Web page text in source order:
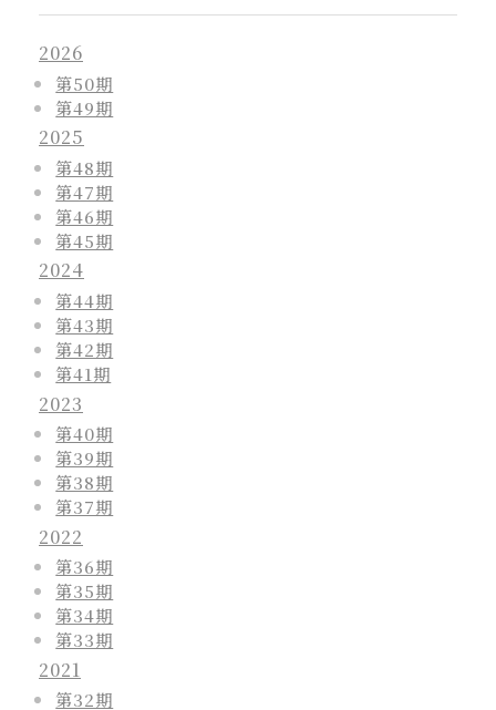
2026
第50期
第49期
2025
第48期
第47期
第46期
第45期
2024
第44期
第43期
第42期
第41期
2023
第40期
第39期
第38期
第37期
2022
第36期
第35期
第34期
第33期
2021
第32期